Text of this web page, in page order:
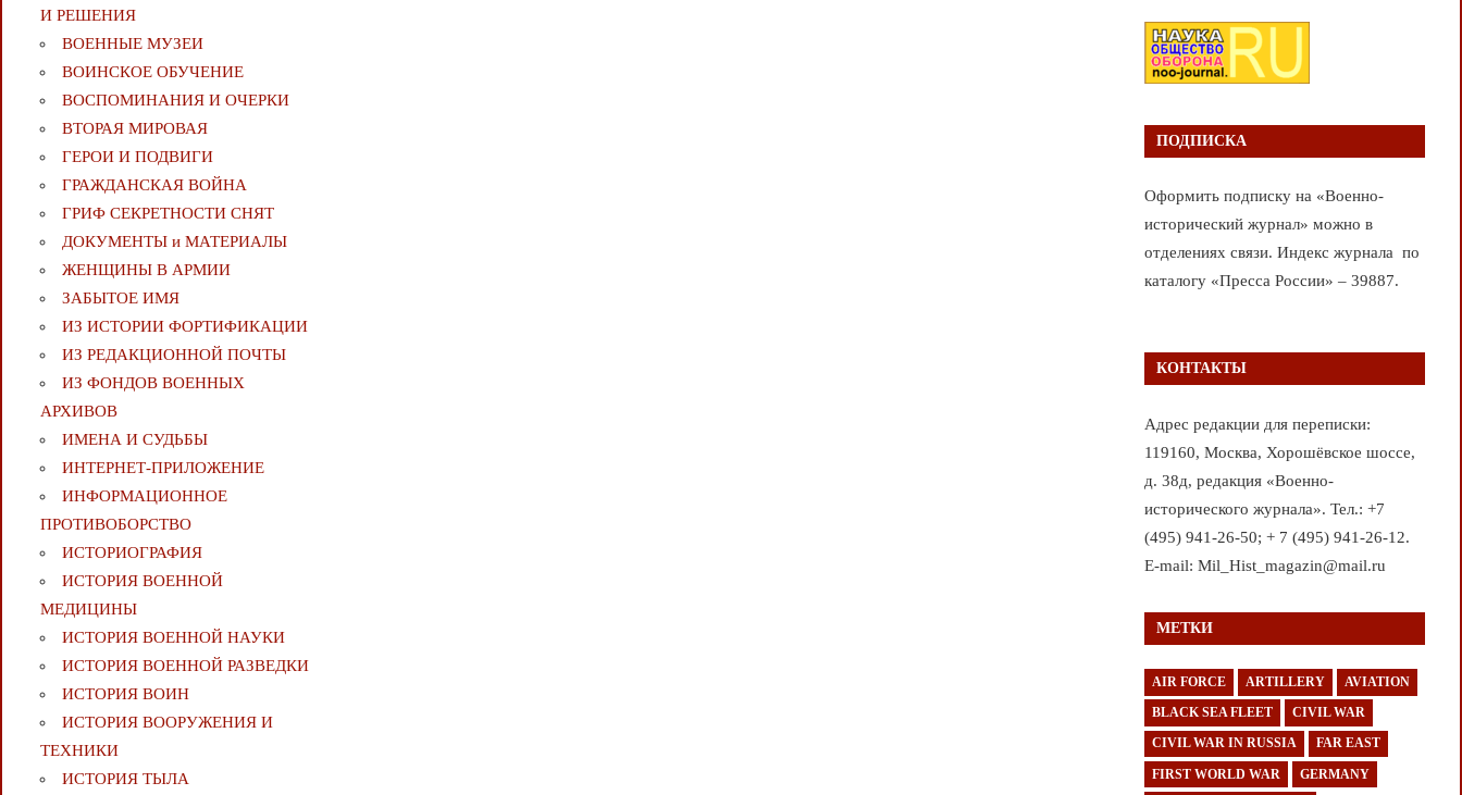
И РЕШЕНИЯ
ВОЕННЫЕ МУЗЕИ
ВОИНСКОЕ ОБУЧЕНИЕ
ВОСПОМИНАНИЯ И ОЧЕРКИ
ВТОРАЯ МИРОВАЯ
ГЕРОИ И ПОДВИГИ
ГРАЖДАНСКАЯ ВОЙНА
ГРИФ СЕКРЕТНОСТИ СНЯТ
ДОКУМЕНТЫ и МАТЕРИАЛЫ
ЖЕНЩИНЫ В АРМИИ
ЗАБЫТОЕ ИМЯ
ИЗ ИСТОРИИ ФОРТИФИКАЦИИ
ИЗ РЕДАКЦИОННОЙ ПОЧТЫ
ИЗ ФОНДОВ ВОЕННЫХ
АРХИВОВ
ИМЕНА И СУДЬБЫ
ИНТЕРНЕТ-ПРИЛОЖЕНИЕ
ИНФОРМАЦИОННОЕ
ПРОТИВОБОРСТВО
ИСТОРИОГРАФИЯ
ИСТОРИЯ ВОЕННОЙ
МЕДИЦИНЫ
ИСТОРИЯ ВОЕННОЙ НАУКИ
ИСТОРИЯ ВОЕННОЙ РАЗВЕДКИ
ИСТОРИЯ ВОИН
ИСТОРИЯ ВООРУЖЕНИЯ И
ТЕХНИКИ
ИСТОРИЯ ТЫЛА
ПОДПИСКА
Оформить подписку на «Военно-
исторический журнал» можно в
отделениях связи. Индекс журнала по
каталогу «Пресса России» – 39887.
КОНТАКТЫ
Адрес редакции для переписки:
119160, Москва, Хорошёвское шоссе,
д. 38д, редакция «Военно-
исторического журнала». Тел.: +7
(495) 941-26-50; + 7 (495) 941-26-12.
E-mail: Mil_Hist_magazin@mail.ru
МЕТКИ
AIR FORCE ARTILLERY AVIATION
BLACK SEA FLEET CIVIL WAR
CIVIL WAR IN RUSSIA FAR EAST
FIRST WORLD WAR GERMANY